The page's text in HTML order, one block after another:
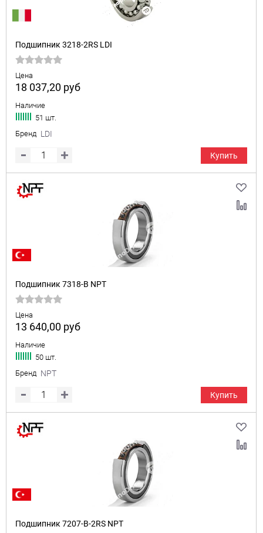
Подшипник 3218-2RS LDI
Цена
18 037,20 руб
Наличие
51 шт.
Бренд LDI
Купить
Подшипник 7318-B NPT
Цена
13 640,00 руб
Наличие
50 шт.
Бренд NPT
Купить
Подшипник 7207-B-2RS NPT